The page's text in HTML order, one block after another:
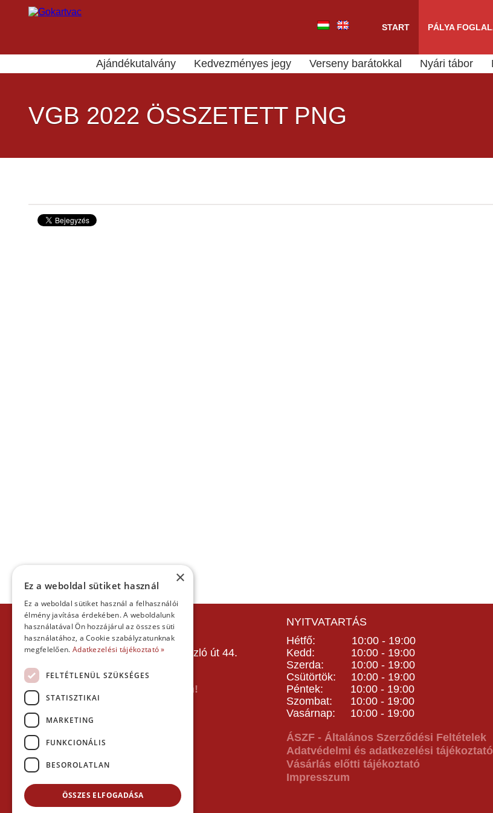
START PÁLYA
Ajándékutalvány Kedvezményes jegy Verseny barátokkal Nyári tábor
VGB 2022 ÖSSZETETT PNG
KAPCSOLAT
Gokart Sport Vác
Gokartpálya: 2600 Vác, Szent László út 44.
Telefon:
E-mail: info(kukac)gokartvac.hu
Írj nekem itt a kapcsolat űrlapon!
Térkép:
NYITVATARTÁS
Hétfő: 10:00 - 19:00
Kedd: 10:00 - 19:00
Szerda: 10:00 - 19:00
Csütörtök: 10:00 - 19:00
Péntek: 10:00 - 19:00
Szombat: 10:00 - 19:00
Vasárnap: 10:00 - 19:00
ÁSZF - Általános Szerződési Feltételek
Adatvédelmi és adatkezelési tájékoztató
Vásárlás előtti tájékoztató
Impresszum
×
Ez a weboldal sütiket használ
Ez a weboldal sütiket használ a felhasználói
élmény javítása érdekében. A weboldalunk
használatával Ön hozzájárul az összes süti
használatához, a Cookie szabályzatunknak
megfelelően. Adatkezelési tájékoztató »
FELTÉTLENÜL SZÜKSÉGES
STATISZTIKAI
MARKETING
FUNKCIONÁLIS
BESOROLATLAN
ÖSSZES ELFOGADÁSA